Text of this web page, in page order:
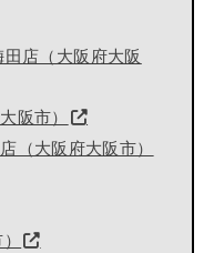
店（大阪府大阪
阪市）
（大阪府大阪市）